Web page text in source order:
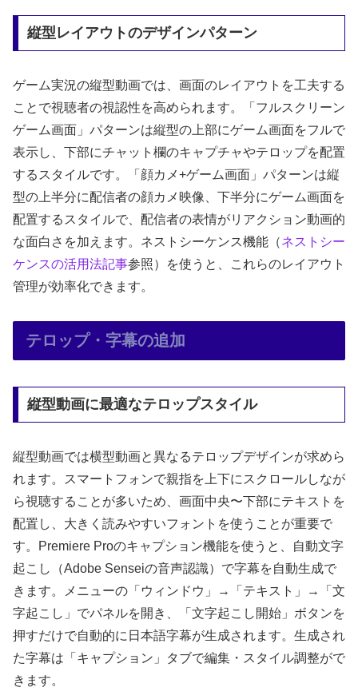
縦型レイアウトのデザインパターン
ゲーム実況の縦型動画では、画面のレイアウトを工夫する
ことで視聴者の視認性を高められます。「フルスクリーン
ゲーム画面」パターンは縦型の上部にゲーム画面をフルで
表示し、下部にチャット欄のキャプチャやテロップを配置
するスタイルです。「顔カメ+ゲーム画面」パターンは縦
型の上半分に配信者の顔カメ映像、下半分にゲーム画面を
配置するスタイルで、配信者の表情がリアクション動画的
な面白さを加えます。ネストシーケンス機能（ネストシー
ケンスの活用法記事参照）を使うと、これらのレイアウト
管理が効率化できます。
テロップ・字幕の追加
縦型動画に最適なテロップスタイル
縦型動画では横型動画と異なるテロップデザインが求めら
れます。スマートフォンで親指を上下にスクロールしなが
ら視聴することが多いため、画面中央〜下部にテキストを
配置し、大きく読みやすいフォントを使うことが重要で
す。Premiere Proのキャプション機能を使うと、自動文字
起こし（Adobe Senseiの音声認識）で字幕を自動生成で
きます。メニューの「ウィンドウ」→「テキスト」→「文
字起こし」でパネルを開き、「文字起こし開始」ボタンを
押すだけで自動的に日本語字幕が生成されます。生成され
た字幕は「キャプション」タブで編集・スタイル調整がで
きます。